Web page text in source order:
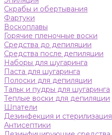
Скрабы и обертывания
Фартуки
Воскоплавы
Горячие пленочные воски
Средства до депиляции
Средства после депиляции
Наборы для шугаринга
Паста для шугаринга
Полоски для депиляции
Тальк и пудры для шугаринга
Теплые воски для депиляции
Шпатели
Дезинфекция и стерилизация
Антисептики